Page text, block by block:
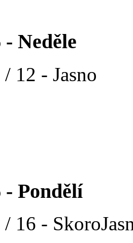
- Neděle
12 - Jasno
- Pondělí
16 -